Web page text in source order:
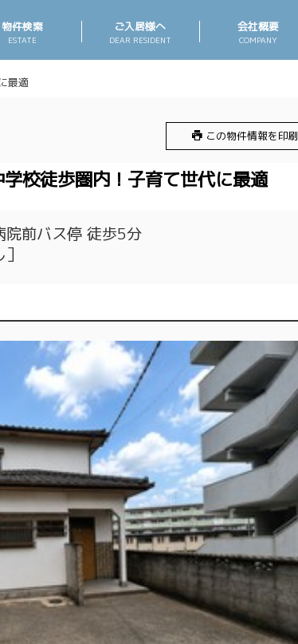
物件検索
ESTATE
ご入居様へ
DEAR RESIDENT
会社概要
COMPANY
賃貸物件リクエスト
最適
この物件情報を印刷
校徒歩圏内！子育て世代に最適
前バス停 徒歩5分